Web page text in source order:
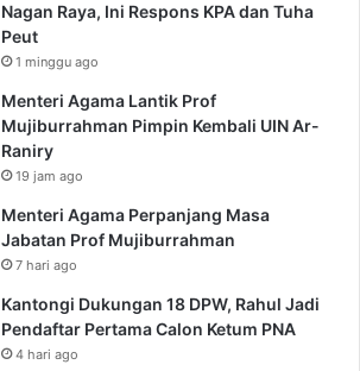
Nagan Raya, Ini Respons KPA dan Tuha
Peut
1 minggu ago
Menteri Agama Lantik Prof
Mujiburrahman Pimpin Kembali UIN Ar-
Raniry
19 jam ago
Menteri Agama Perpanjang Masa
Jabatan Prof Mujiburrahman
7 hari ago
Kantongi Dukungan 18 DPW, Rahul Jadi
Pendaftar Pertama Calon Ketum PNA
4 hari ago